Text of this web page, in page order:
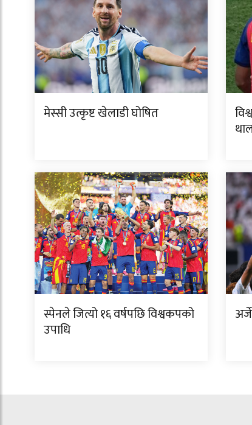
मेस्सी उत्कृष्ट खेलाडी घोषित
स्पेनले जित्यो १६ वर्षपछि विश्वकपको
उपाधि